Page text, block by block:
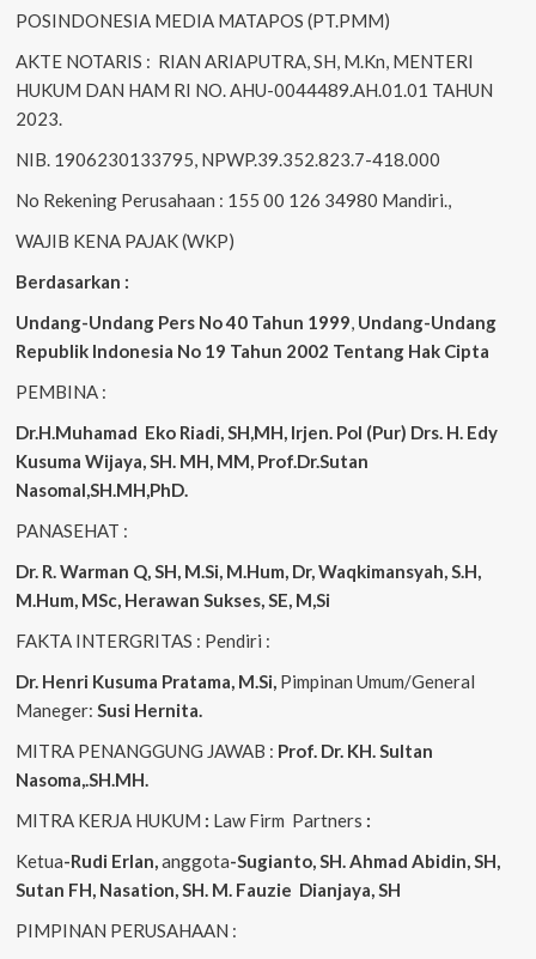
POSINDONESIA MEDIA MATAPOS (PT.PMM)
AKTE NOTARIS : RIAN ARIAPUTRA, SH, M.Kn, MENTERI
HUKUM DAN HAM RI NO. AHU-0044489.AH.01.01 TAHUN
2023.
NIB. 1906230133795, NPWP.39.352.823.7-418.000
No Rekening Perusahaan : 155 00 126 34980 Mandiri.,
WAJIB KENA PAJAK (WKP)
Berdasarkan :
Undang-Undang Pers No 40 Tahun 1999, Undang-Undang
Republik Indonesia No 19 Tahun 2002 Tentang Hak Cipta
PEMBINA :
Dr.H.Muhamad Eko Riadi, SH,MH, Irjen. Pol (Pur) Drs. H. Edy
Kusuma Wijaya, SH. MH, MM, Prof.Dr.Sutan
Nasomal,SH.MH,PhD.
PANASEHAT :
Dr. R. Warman Q, SH, M.Si, M.Hum, Dr, Waqkimansyah, S.H,
M.Hum, MSc, Herawan Sukses, SE, M,Si
FAKTA INTERGRITAS : Pendiri :
Dr. Henri Kusuma Pratama, M.Si, Pimpinan Umum/General
Maneger: Susi Hernita.
MITRA PENANGGUNG JAWAB : Prof. Dr. KH. Sultan
Nasoma,.SH.MH.
MITRA KERJA HUKUM : Law Firm Partners :
Ketua-Rudi Erlan,anggota-Sugianto, SH. Ahmad Abidin, SH,
Sutan FH, Nasation, SH. M. Fauzie Dianjaya, SH
PIMPINAN PERUSAHAAN :